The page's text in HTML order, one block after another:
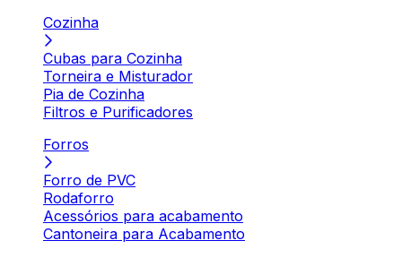
Cozinha
Cubas para Cozinha
Torneira e Misturador
Pia de Cozinha
Filtros e Purificadores
Forros
Forro de PVC
Rodaforro
Acessórios para acabamento
Cantoneira para Acabamento